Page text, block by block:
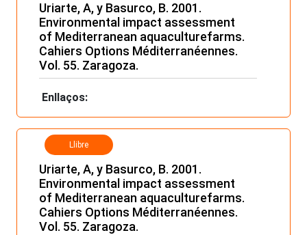
Uriarte, A, y Basurco, B. 2001.
Environmental impact assessment
of Mediterranean aquaculturefarms.
Cahiers Options Méditerranéennes.
Vol. 55. Zaragoza.
Enllaços:
Llibre
Uriarte, A, y Basurco, B. 2001.
Environmental impact assessment
of Mediterranean aquaculturefarms.
Cahiers Options Méditerranéennes.
Vol. 55. Zaragoza.